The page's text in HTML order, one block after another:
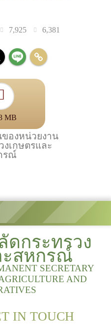
7,925 6,381
MB
องหน่วยงาน
งเกษตรและ
รณ์
ดกระทรวง
ะสหกรณ์
SECRETARY
AND
IN TOUCH